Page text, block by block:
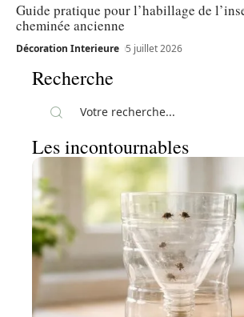
Guide pratique pour l’habillage de
cheminée ancienne
Décoration Interieure 5 juillet 2026
Recherche
Les incontournables